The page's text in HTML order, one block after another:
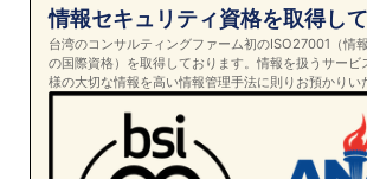
情報セキュリティ資格を取得し
台湾のコンサルティングファーム初のISO27001（情
の国際資格）を取得しております。情報を扱うサービ
様の大切な情報を高い情報管理手法に則りお預かりい